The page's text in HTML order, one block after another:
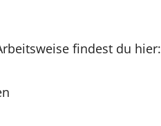
findest du hier: